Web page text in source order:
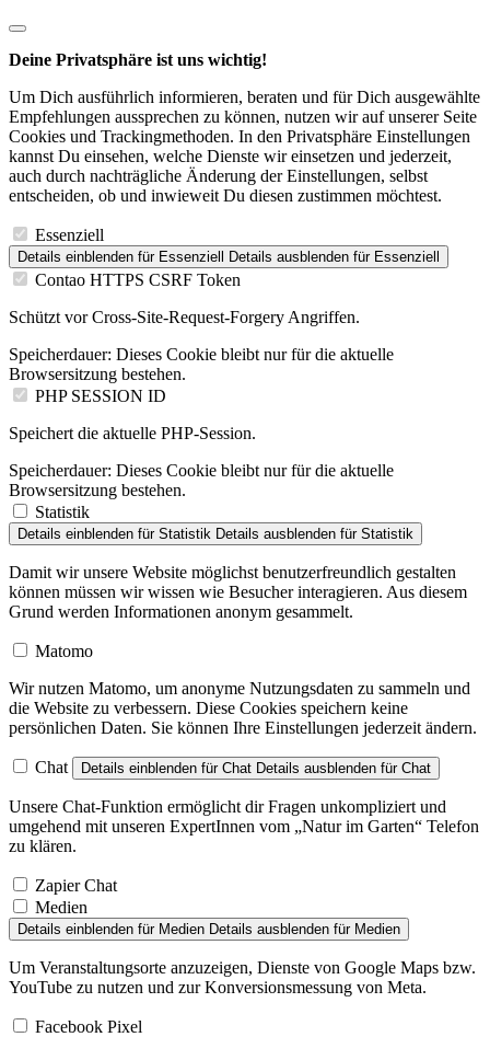
Deine Privatsphäre ist uns wichtig!
Um Dich ausführlich informieren, beraten und für Dich ausgewählte
Empfehlungen aussprechen zu können, nutzen wir auf unserer Seite
Cookies und Trackingmethoden. In den Privatsphäre Einstellungen
kannst Du einsehen, welche Dienste wir einsetzen und jederzeit,
auch durch nachträgliche Änderung der Einstellungen, selbst
entscheiden, ob und inwieweit Du diesen zustimmen möchtest.
Essenziell
Details einblenden für Essenziell Details ausblenden für Essenziell
Contao HTTPS CSRF Token
Schützt vor Cross-Site-Request-Forgery Angriffen.
Speicherdauer: Dieses Cookie bleibt nur für die aktuelle
Browsersitzung bestehen.
PHP SESSION ID
Speichert die aktuelle PHP-Session.
Speicherdauer: Dieses Cookie bleibt nur für die aktuelle
Browsersitzung bestehen.
Statistik
Details einblenden für Statistik Details ausblenden für Statistik
Damit wir unsere Website möglichst benutzerfreundlich gestalten
können müssen wir wissen wie Besucher interagieren. Aus diesem
Grund werden Informationen anonym gesammelt.
Matomo
Wir nutzen Matomo, um anonyme Nutzungsdaten zu sammeln und
die Website zu verbessern. Diese Cookies speichern keine
persönlichen Daten. Sie können Ihre Einstellungen jederzeit ändern.
Chat Details einblenden für Chat Details ausblenden für Chat
Unsere Chat-Funktion ermöglicht dir Fragen unkompliziert und
umgehend mit unseren ExpertInnen vom „Natur im Garten“ Telefon
zu klären.
Zapier Chat
Medien
Details einblenden für Medien Details ausblenden für Medien
Um Veranstaltungsorte anzuzeigen, Dienste von Google Maps bzw.
YouTube zu nutzen und zur Konversionsmessung von Meta.
Facebook Pixel